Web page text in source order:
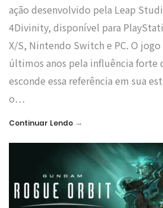
ação desenvolvido pela Leap
4Divinity, disponível para
X/S, Nintendo Switch e PC. O jogo
últimos anos pela influência forte
esconde essa referência em sua
o…
Continuar Lendo →